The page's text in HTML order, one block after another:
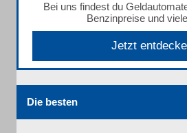
Bei uns findest du
Benzinpreise und
Jetzt
Die besten